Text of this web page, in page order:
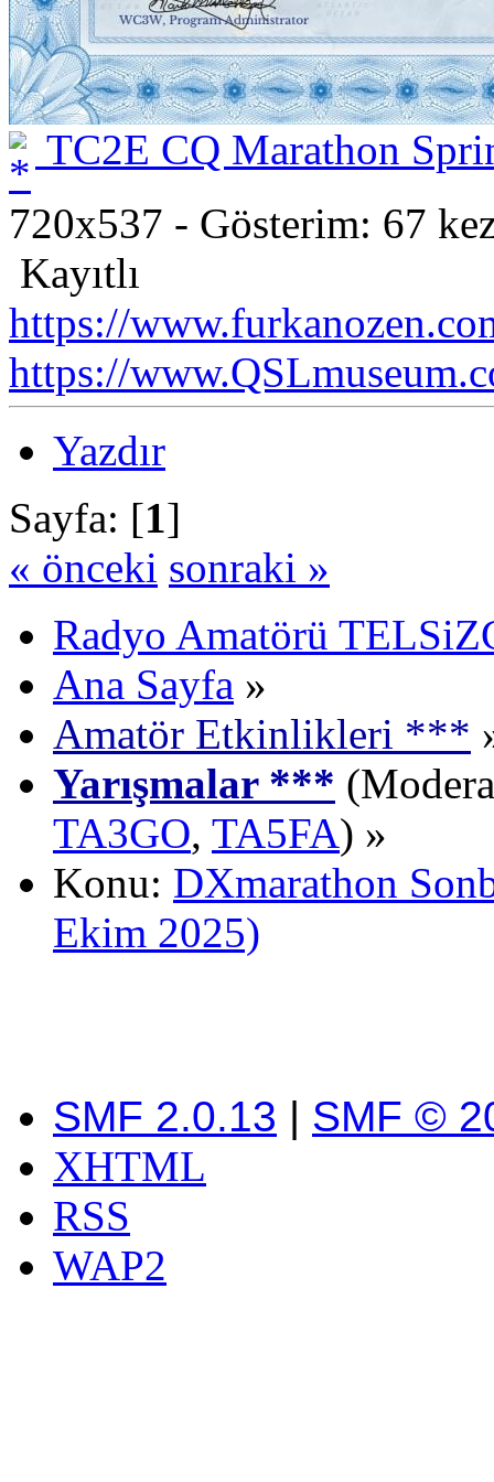
TC2E CQ Marathon
720x537 - Gösterim: 67
Kayıtlı
https://
https://
Yazdır
Sayfa: [1]
« önceki sonraki »
Radyo Amatörü
Ana Sayfa »
Amatör Etkinlikleri ***
Yarışmalar ***
TA3GO, TA5FA) »
Konu: DXmarathon
Ekim 2025)
SMF 2.0.13 | SMF ©
XHTML
RSS
WAP2